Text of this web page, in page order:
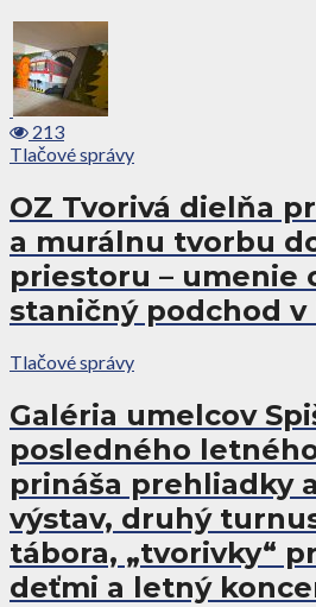
213
Tlačové správy
OZ Tvorivá dielňa
a murálnu tvorbu
priestoru – umenie
staničný podchod v
Tlačové správy
Galéria umelcov
posledného
prináša prehliadky
výstav, druhý
tábora, „tvorivky“
deťmi a letný